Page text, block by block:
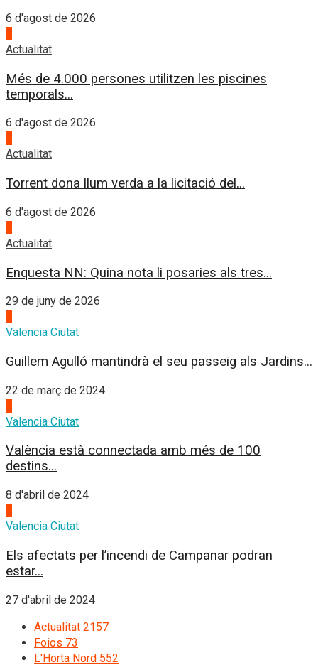
6 d'agost de 2026
Actualitat
Més de 4.000 persones utilitzen les piscines
temporals...
6 d'agost de 2026
Actualitat
Torrent dona llum verda a la licitació del...
6 d'agost de 2026
Actualitat
Enquesta NN: Quina nota li posaries als tres...
29 de juny de 2026
Valencia Ciutat
Guillem Agulló mantindrà el seu passeig als Jardins...
22 de març de 2024
Valencia Ciutat
València està connectada amb més de 100
destins...
8 d'abril de 2024
Valencia Ciutat
Els afectats per l’incendi de Campanar podran
estar...
27 d'abril de 2024
Actualitat 2157
Foios 73
L'Horta Nord 552